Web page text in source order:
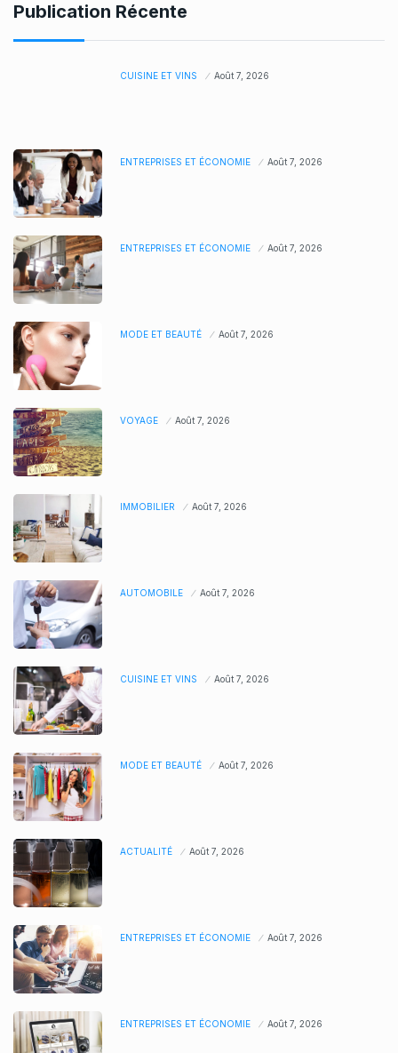
Publication Récente
CUISINE ET VINS Août 7, 2026
ENTREPRISES ET ÉCONOMIE Août 7, 2026
ENTREPRISES ET ÉCONOMIE Août 7, 2026
MODE ET BEAUTÉ Août 7, 2026
VOYAGE Août 7, 2026
IMMOBILIER Août 7, 2026
AUTOMOBILE Août 7, 2026
CUISINE ET VINS Août 7, 2026
MODE ET BEAUTÉ Août 7, 2026
ACTUALITÉ Août 7, 2026
ENTREPRISES ET ÉCONOMIE Août 7, 2026
ENTREPRISES ET ÉCONOMIE Août 7, 2026